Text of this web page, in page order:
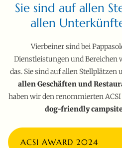
Sie sind auf allen
allen
Vierbeiner sind bei
Dienstleistungen und
das. Sie sind auf allen
allen Geschäften und
haben wir den renommierten
dog-friendly
ACSI AWARD 2024